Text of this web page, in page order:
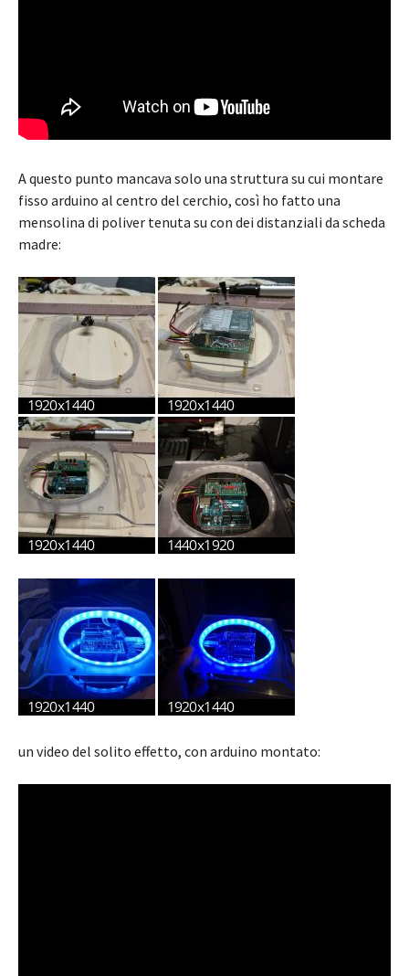
A questo punto mancava solo una struttura su cui montare
fisso arduino al centro del cerchio, così ho fatto una
mensolina di poliver tenuta su con dei distanziali da scheda
madre:
un video del solito effetto, con arduino montato: